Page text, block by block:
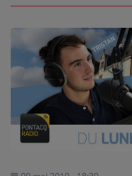
L'ÉQUIPE
GRILLE DES PROGRAMMES
C'ÉTAIT QUOI CE TITRE ?
MÉDIAS